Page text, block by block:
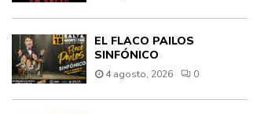
EL FLACO PAILOS
SINFÓNICO
4 agosto, 2026 0